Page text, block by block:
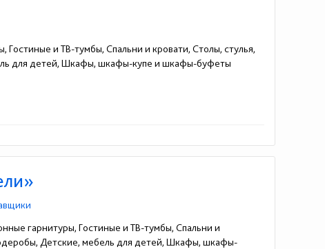
и ТВ-тумбы, Спальни и кровати, Столы, стулья,
для детей, Шкафы, шкафы-купе и шкафы-буфеты
гарнитуры, Гостиные и ТВ-тумбы, Спальни и
Детские, мебель для детей, Шкафы, шкафы-